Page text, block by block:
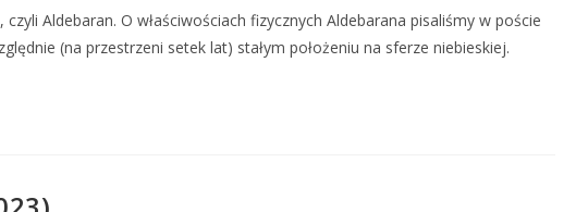
Aldebaran. O właściwościach fizycznych Aldebarana pisaliśmy w poście
(na przestrzeni setek lat) stałym położeniu na sferze niebieskiej.